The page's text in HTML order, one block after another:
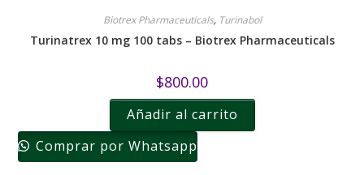
Biotrex Pharmaceuticals, Turinabol
Turinatrex 10 mg 100 tabs – Biotrex Pharmaceuticals
$800.00
Añadir al carrito
Comprar por Whatsapp